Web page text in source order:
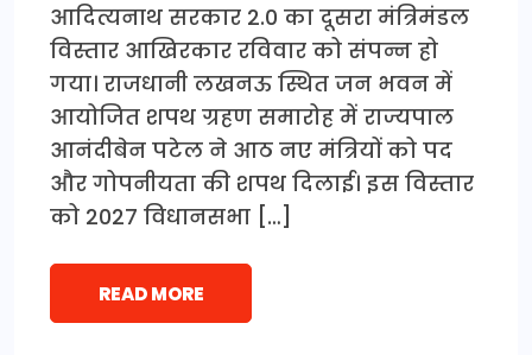
आदित्यनाथ सरकार 2.0 का दूसरा मंत्रिमंडल
विस्तार आखिरकार रविवार को संपन्न हो
गया। राजधानी लखनऊ स्थित जन भवन में
आयोजित शपथ ग्रहण समारोह में राज्यपाल
आनंदीबेन पटेल ने आठ नए मंत्रियों को पद
और गोपनीयता की शपथ दिलाई। इस विस्तार
को 2027 विधानसभा […]
READ MORE